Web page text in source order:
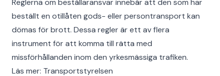
Reglerna om beställaransvar innebär att den som har
beställt en otillåten gods- eller persontransport kan
dömas för brott. Dessa regler är ett av flera
instrument för att komma till rätta med
missförhållanden inom den yrkesmässiga trafiken.
Läs mer: Transportstyrelsen